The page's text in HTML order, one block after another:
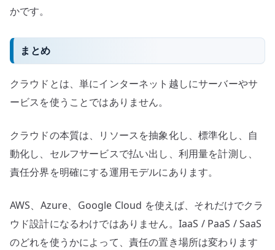
かです。
まとめ
クラウドとは、単にインターネット越しにサーバーやサ
ービスを使うことではありません。
クラウドの本質は、リソースを抽象化し、標準化し、自
動化し、セルフサービスで払い出し、利用量を計測し、
責任分界を明確にする運用モデルにあります。
AWS、Azure、Google Cloud を使えば、それだけでクラ
ウド設計になるわけではありません。IaaS / PaaS / SaaS
のどれを使うかによって、責任の置き場所は変わります